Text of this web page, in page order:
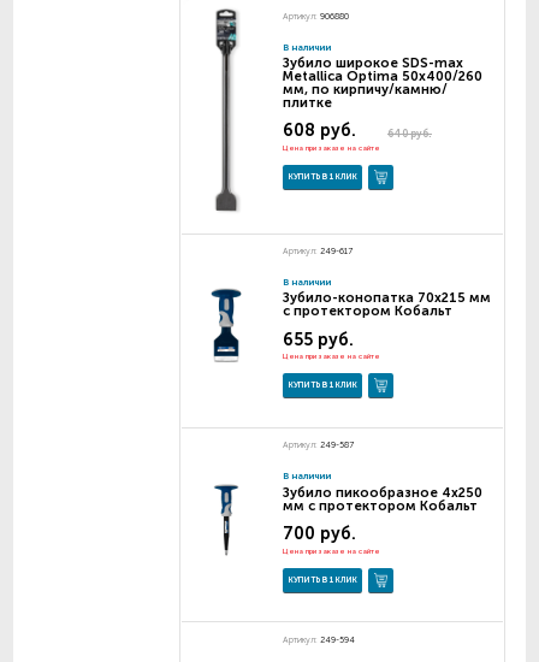
Артикул: 906880
В наличии
Зубило широкое SDS-max
Metallica Optima 50х400/260
мм, по кирпичу/камню/
плитке
640 руб.
608 руб.
Цена при заказе на сайте
КУПИТЬ В 1 КЛИК
Артикул: 249-617
В наличии
Зубило-конопатка 70х215 мм
с протектором Кобальт
655 руб.
Цена при заказе на сайте
КУПИТЬ В 1 КЛИК
Артикул: 249-587
В наличии
Зубило пикообразное 4х250
мм с протектором Кобальт
700 руб.
Цена при заказе на сайте
КУПИТЬ В 1 КЛИК
Артикул: 249-594